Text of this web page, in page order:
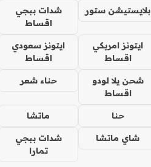
بلايستيشن ستور
شدات ببجي
اقساط
ايتونز امريكي
اقساط
ايتونز سعودي
اقساط
شحن يلا لودو
اقساط
حناء شعر
حنا ماتشا
شاي ماتشا
شدات ببجي
تمارا